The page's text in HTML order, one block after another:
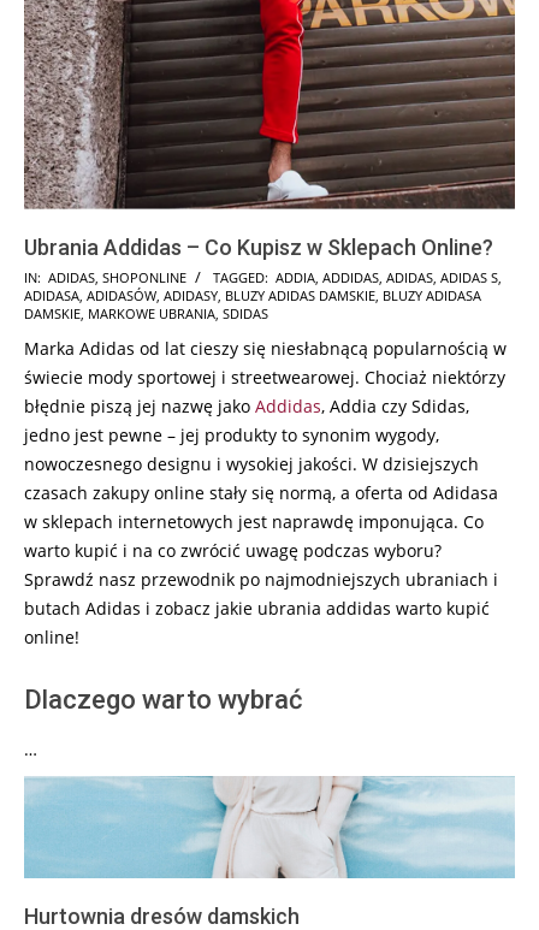
Ubrania Addidas – Co Kupisz w Sklepach Online?
2026-
02-
IN: ADIDAS, SHOPONLINE TAGGED: ADDIA, ADDIDAS, ADIDAS, ADIDAS S,
ADIDASA, ADIDASÓW, ADIDASY, BLUZY ADIDAS DAMSKIE, BLUZY ADIDASA
DAMSKIE, MARKOWE UBRANIA, SDIDAS
Marka Adidas od lat cieszy się niesłabnącą popularnością w
świecie mody sportowej i streetwearowej. Chociaż niektórzy
błędnie piszą jej nazwę jako Addidas, Addia czy Sdidas,
jedno jest pewne – jej produkty to synonim wygody,
nowoczesnego designu i wysokiej jakości. W dzisiejszych
czasach zakupy online stały się normą, a oferta od Adidasa
w sklepach internetowych jest naprawdę imponująca. Co
warto kupić i na co zwrócić uwagę podczas wyboru?
Sprawdź nasz przewodnik po najmodniejszych ubraniach i
butach Adidas i zobacz jakie ubrania addidas warto kupić
online!
Dlaczego warto wybrać
…
Hurtownia dresów damskich